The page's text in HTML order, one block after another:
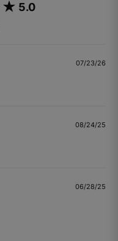
5.0
07/23/26
08/24/25
06/28/25